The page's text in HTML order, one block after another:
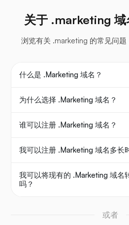
关于 .marketing 域
浏览有关 .marketing 的常见问题
什么是 .Marketing 域名？
为什么选择 .Marketing 域名？
谁可以注册 .Marketing 域名？
我可以注册 .Marketing 域名多长
我可以将现有的 .Marketing 域名
吗？
或者